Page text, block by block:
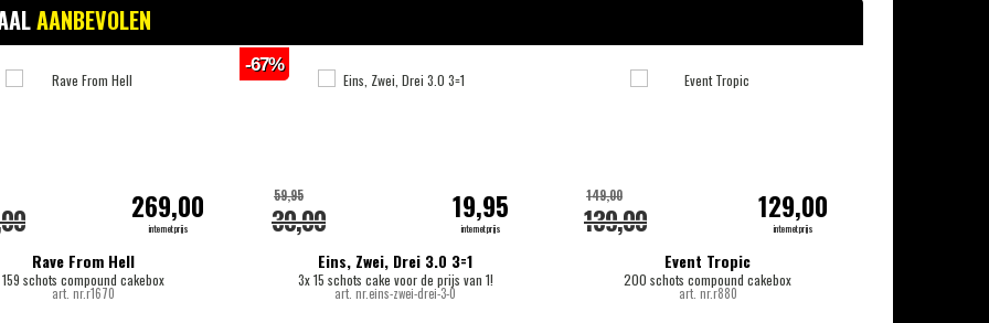
AANBEVOLEN
Rave From Hell
159 schots compound cakebox
art. nr.r1670
269,00
internetprijs
Eins, Zwei, Drei 3.0 3=1
3x 15 schots cake voor de prijs van 1!
art. nr.eins-zwei-drei-3-0
30,00
59,95 19,95
internetprijs
-67%
Event Tropic
200 schots compound cakebox
art. nr.r880
139,00
149,00 129,00
internetprijs